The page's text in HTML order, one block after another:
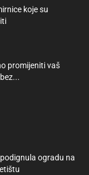
koje su
promijeniti vaš
ogradu na